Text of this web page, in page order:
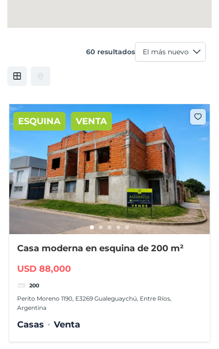
60 resultados
ESQUINA VENTA
Casa moderna en esquina de 200 m²
USD 88,000
200
Perito Moreno 1190, E3269 Gualeguaychú, Entre Ríos,
Argentina
Casas Venta